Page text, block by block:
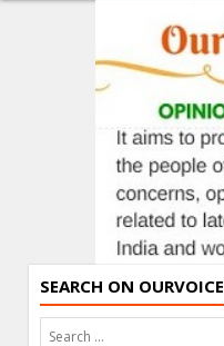
SEARCH ON OURVOICE